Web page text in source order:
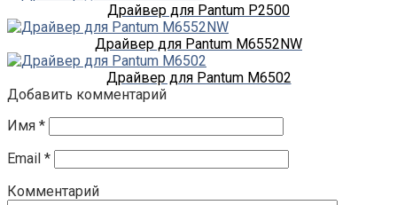
Драйвер для Pantum P2500
Драйвер для Pantum M6552NW
Драйвер для Pantum M6502
Добавить комментарий
Имя *
Email *
Комментарий